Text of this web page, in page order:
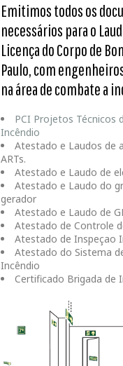
Emitimos todos os
necessários para o
Licença do Corpo de
Paulo, com
na área de combate a
PCI Projetos Técnicos
Incêndio
Atestado e Laudos de
ARTs.
Atestado e Laudo de
Atestado e Laudo do
gerador
Atestado e Laudo de
Atestado de Controle
Atestado de Inspeçao
Atestado do Sistema
Incêndio
Certificado Brigada de